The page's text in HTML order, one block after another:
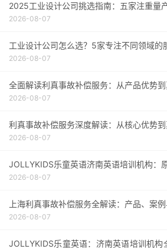
2025工业设计公司挑选指南：五家注重量
2026-08-07
工业设计公司怎么选？5家专注不同领域的
2026-08-07
全面解读利真事故补偿服务：从产品优势
2026-08-07
利真事故补偿服务深度解读：从核心优势
2026-08-07
JOLLYKIDS乐童英语济南英语培训机构：
2026-08-07
上海利真事故补偿服务全解读：产品、案
2026-08-07
JOLLYKIDS乐童英语：济南英语培训机